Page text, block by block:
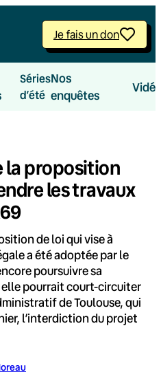
Je fais un don
Séries
d’été
Nos
enquêtes
la proposition
les travaux
de loi qui vise à
a été adoptée par le
poursuivre sa
pourrait court-circuiter
de Toulouse, qui
l’interdiction du projet